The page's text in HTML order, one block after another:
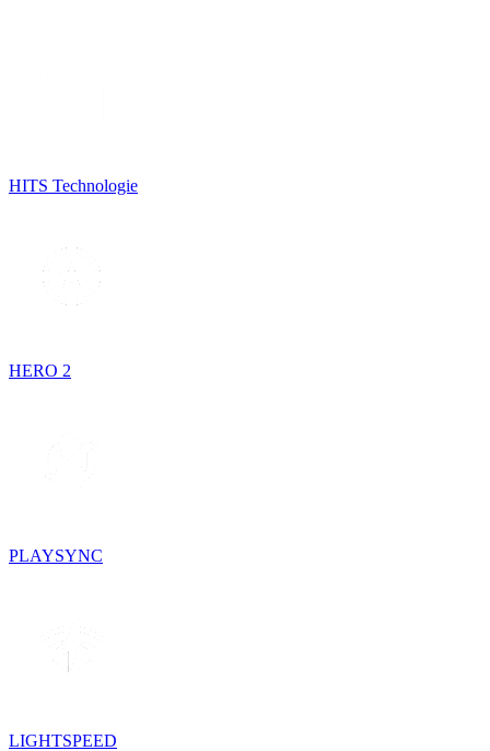
HITS Technologie
HERO 2
PLAYSYNC
LIGHTSPEED